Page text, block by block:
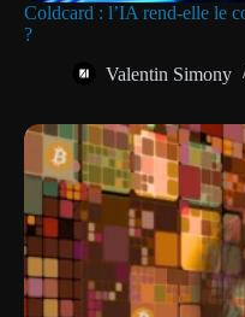
Coldcard : l’IA rend-elle le
?
Valentin Simony